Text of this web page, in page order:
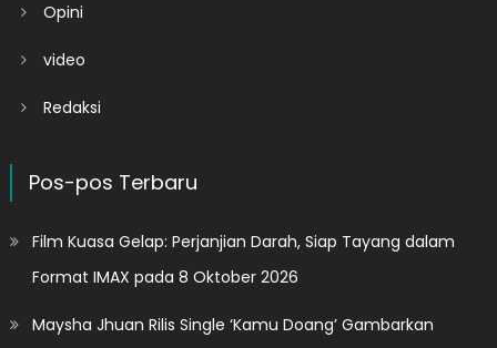
Opini
video
Redaksi
Pos-pos Terbaru
Film Kuasa Gelap: Perjanjian Darah, Siap Tayang dalam
Format IMAX pada 8 Oktober 2026
Maysha Jhuan Rilis Single ‘Kamu Doang’ Gambarkan